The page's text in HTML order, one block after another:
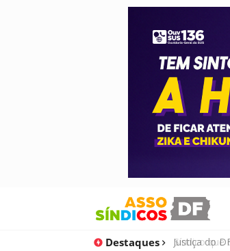
Destaques Justiça do